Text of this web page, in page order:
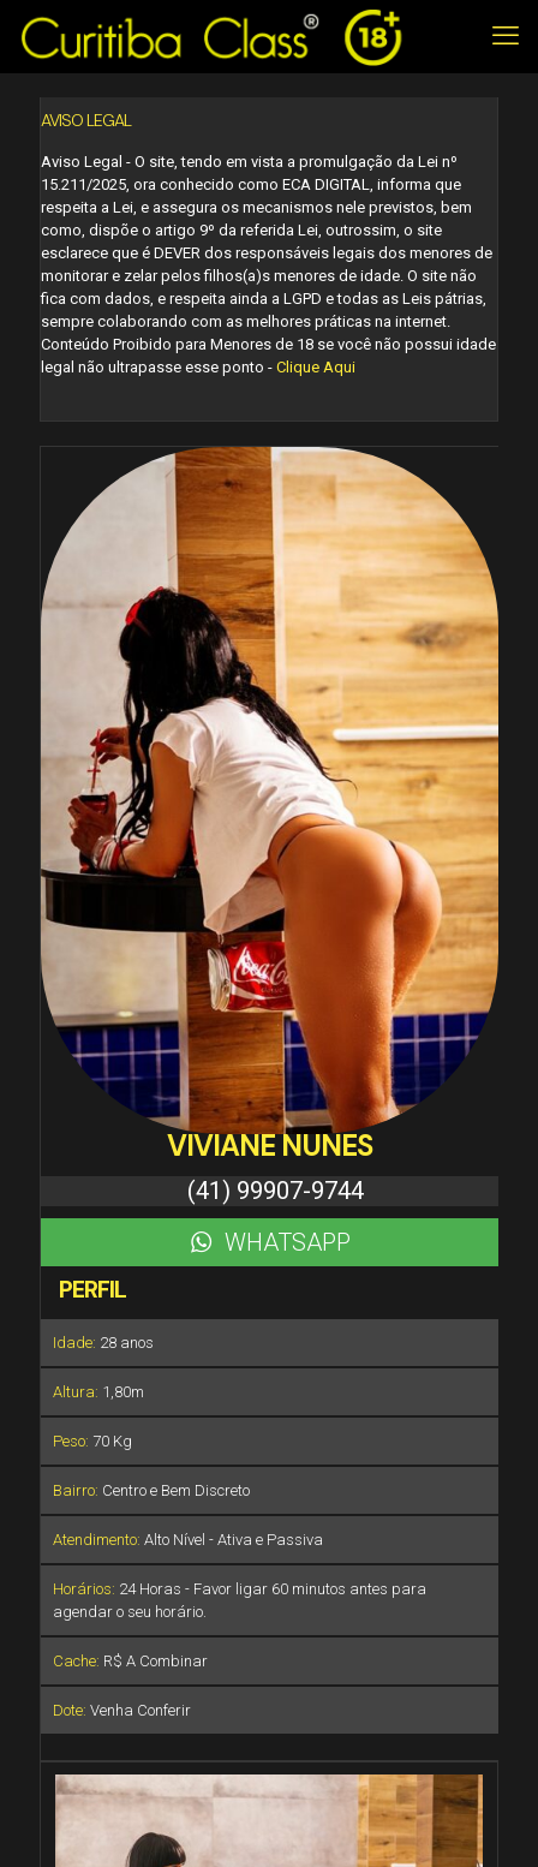
AVISO LEGAL
Aviso Legal - O site, tendo em vista a promulgação da Lei nº
15.211/2025, ora conhecido como ECA DIGITAL, informa que
respeita a Lei, e assegura os mecanismos nele previstos, bem
como, dispõe o artigo 9º da referida Lei, outrossim, o site
esclarece que é DEVER dos responsáveis legais dos menores de
monitorar e zelar pelos filhos(a)s menores de idade. O site não
fica com dados, e respeita ainda a LGPD e todas as Leis pátrias,
sempre colaborando com as melhores práticas na internet.
Conteúdo Proibido para Menores de 18 se você não possui idade
legal não ultrapasse esse ponto - Clique Aqui
VIVIANE NUNES
(41) 99907-9744
WHATSAPP
PERFIL
Idade: 28 anos
Altura: 1,80m
Peso: 70 Kg
Bairro: Centro e Bem Discreto
Atendimento: Alto Nível - Ativa e Passiva
Horários: 24 Horas - Favor ligar 60 minutos antes para
agendar o seu horário.
Cache: R$ A Combinar
Dote: Venha Conferir